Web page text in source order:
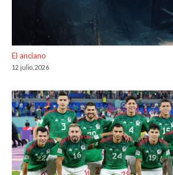
El anciano
12 julio, 2026